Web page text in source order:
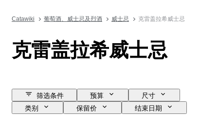
Catawiki 葡萄酒、威士忌及烈酒 威士忌 克雷盖拉希威士忌
克雷盖拉希威士忌
筛选条件 预算
尺寸
类别
保留价
结束日期